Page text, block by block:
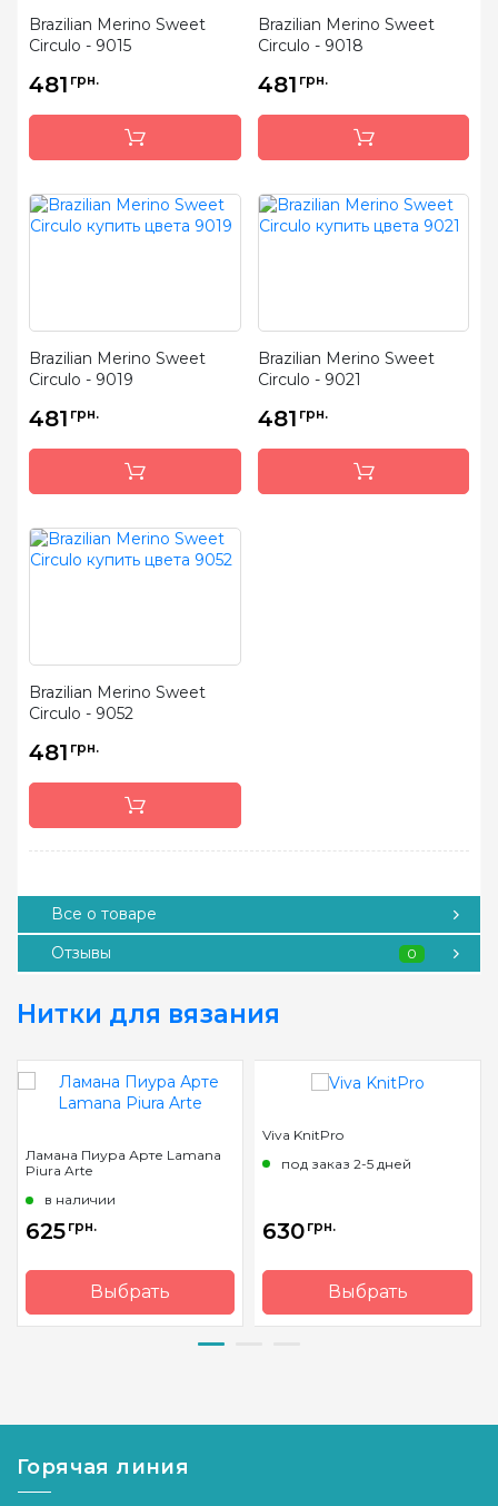
Brazilian Merino Sweet
Circulo - 9015
481 грн.
Brazilian Merino Sweet
Circulo - 9018
481 грн.
Brazilian Merino Sweet
Circulo - 9019
481 грн.
Brazilian Merino Sweet
Circulo - 9021
481 грн.
Brazilian Merino Sweet
Circulo - 9052
481 грн.
Все о товаре
Отзывы
0
Нитки для вязания
Ламана Пиура Арте Lamana
Piura Arte
в наличии
625 грн.
Выбрать
LAMANA
Вес
50 гр.
Метраж
400 м.
Viva KnitPro
под заказ 2-5 дней
630 грн.
Выбрать
Вес
100 гр.
Горячая линия